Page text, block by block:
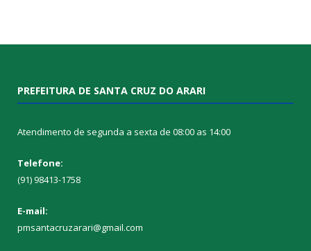
PREFEITURA DE SANTA CRUZ DO ARARI
Atendimento de segunda a sexta de 08:00 as 14:00
Telefone:
(91) 98413-1758
E-mail:
pmsantacruzarari@gmail.com